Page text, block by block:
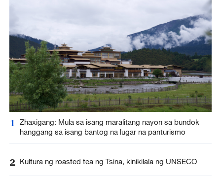
1
Zhaxigang: Mula sa isang maralitang nayon sa bundok
hanggang sa isang bantog na lugar na panturismo
2 Kultura ng roasted tea ng Tsina, kinikilala ng UNSECO